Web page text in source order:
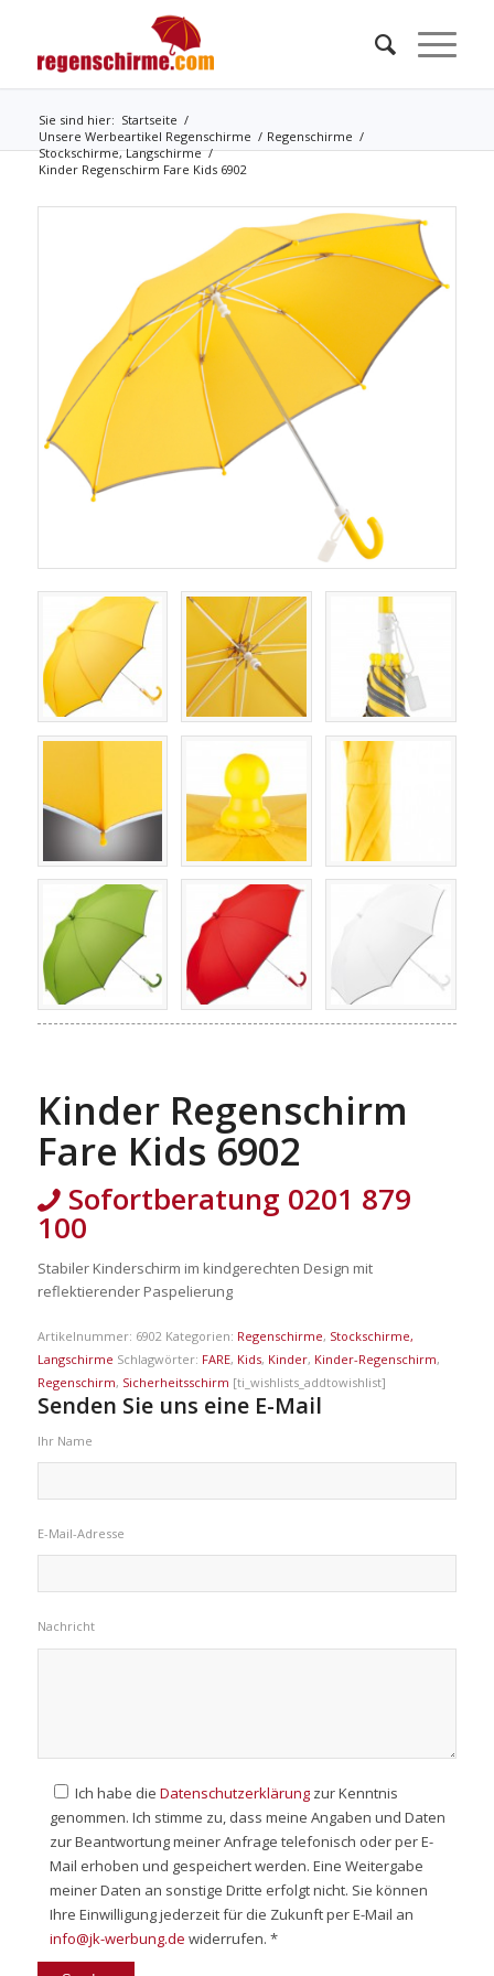
Sie sind hier: Startseite /
Unsere Werbeartikel Regenschirme / Regenschirme /
Stockschirme, Langschirme /
Kinder Regenschirm Fare Kids 6902
Kinder Regenschirm
Fare Kids 6902
Sofortberatung 0201 879
100
Stabiler Kinderschirm im kindgerechten Design mit
reflektierender Paspelierung
Artikelnummer: 6902 Kategorien: Regenschirme, Stockschirme,
Langschirme Schlagwörter: FARE, Kids, Kinder, Kinder-Regenschirm,
Regenschirm, Sicherheitsschirm [ti_wishlists_addtowishlist]
Senden Sie uns eine E-Mail
Ihr Name
E-Mail-Adresse
Nachricht
Ich habe die Datenschutzerklärungzur Kenntnis
genommen. Ich stimme zu, dass meine Angaben und Daten
zur Beantwortung meiner Anfrage telefonisch oder per E-
Mail erhoben und gespeichert werden. Eine Weitergabe
meiner Daten an sonstige Dritte erfolgt nicht. Sie können
Ihre Einwilligung jederzeit für die Zukunft per E-Mail an
info@jk-werbung.de widerrufen. *